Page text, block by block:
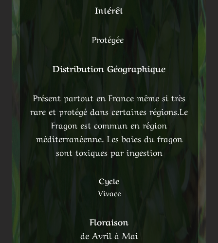
Intérêt
Protégée
Distribution Géographique
Présent partout en France même si très
rare et protégé dans certaines régions.Le
Fragon est commun en région
méditerranéenne. Les baies du fragon
sont toxiques par ingestion
Cycle
Vivace
Floraison
de Avril à Mai